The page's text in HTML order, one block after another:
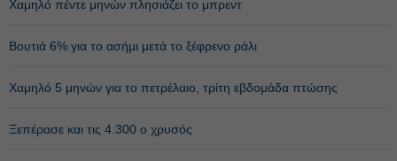
Χαμηλό πέντε μηνών πλησιάζει το μπρεντ
Βουτιά 6% για το ασήμι μετά το ξέφρενο ράλι
Χαμηλό 5 μηνών για το πετρέλαιο, τρίτη εβδομάδα πτώσης
Ξεπέρασε και τις 4.300 ο χρυσός